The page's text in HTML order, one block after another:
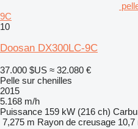
9C
10
Doosan DX300LC-9C
37.000 $US ≈ 32.080 €
Pelle sur chenilles
2015
5.168 m/h
Puissance 159 kW (216 ch)
7,275 m Rayon de creusage 10,7